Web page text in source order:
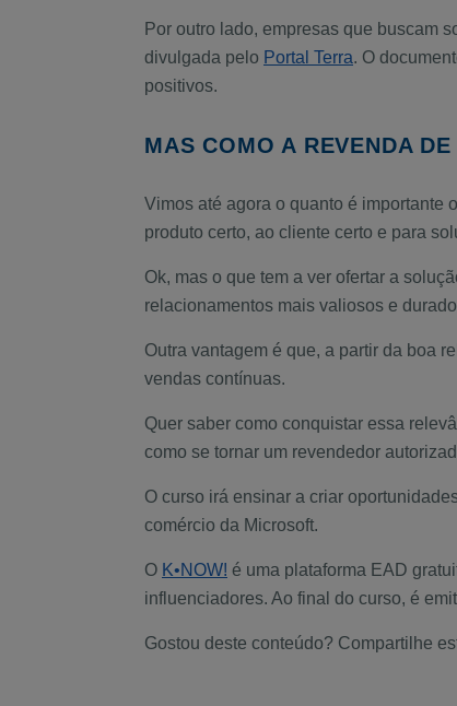
Por outro lado, empresas que buscam
divulgada pelo Portal Terra. O
positivos.
MAS COMO A REVENDA
Vimos até agora o quanto é importante
produto certo, ao cliente certo e para
Ok, mas o que tem a ver ofertar a
relacionamentos mais valiosos e
Outra vantagem é que, a partir da boa
vendas contínuas.
Quer saber como conquistar essa
como se tornar um revendedor
O curso irá ensinar a criar
comércio da Microsoft.
O K•NOW! é uma plataforma EAD
influenciadores. Ao final do curso, é
Gostou deste conteúdo? Compartilhe